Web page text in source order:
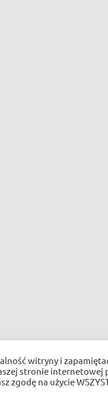
witryny i
stronie internetowej
zgodę na użycie